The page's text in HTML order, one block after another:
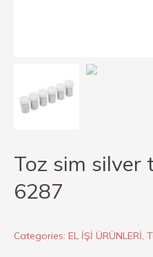
Toz sim silver
6287
Categories: EL İŞİ ÜRÜNLERİ